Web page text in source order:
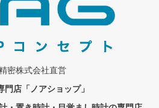
密株式会社直営
門店「ノアショップ」